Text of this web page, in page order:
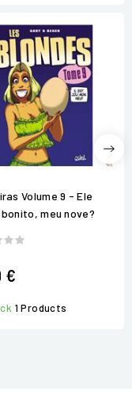
Volume 9 - Ele
meu nove?
€
1 Products